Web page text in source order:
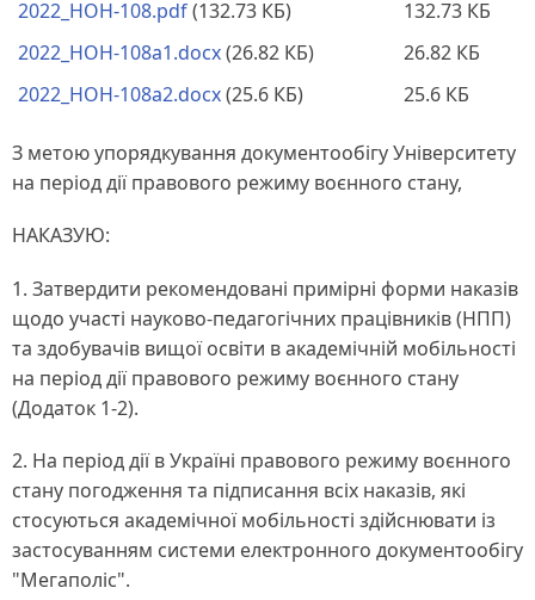
2022_HOH-108.pdf(132.73 КБ)
132.73 КБ
2022_HOH-108a1.docx(26.82 КБ)
26.82 КБ
2022_HOH-108a2.docx(25.6 КБ) 25.6 КБ
З метою упорядкування документообігу Університету
на період дії правового режиму воєнного стану,
НАКАЗУЮ:
1. Затвердити рекомендовані примірні форми наказів
щодо участі науково-педагогічних працівників (НПП)
та здобувачів вищої освіти в академічній мобільності
на період дії правового режиму воєнного стану
(Додаток 1-2).
2. На період дії в Україні правового режиму воєнного
стану погодження та підписання всіх наказів, які
стосуються академічної мобільності здійснювати із
застосуванням системи електронного документообігу
"Мегаполіс".